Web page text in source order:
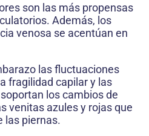
son las más propensas
Además, los
venosa se acentúan en
las fluctuaciones
fragilidad capilar y las
los cambios de
venitas azules y rojas que
las piernas.